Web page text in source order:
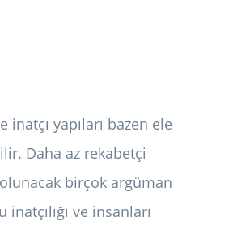
inatçı yapıları bazen ele
Daha az rekabetçi
birçok argüman
ve insanları